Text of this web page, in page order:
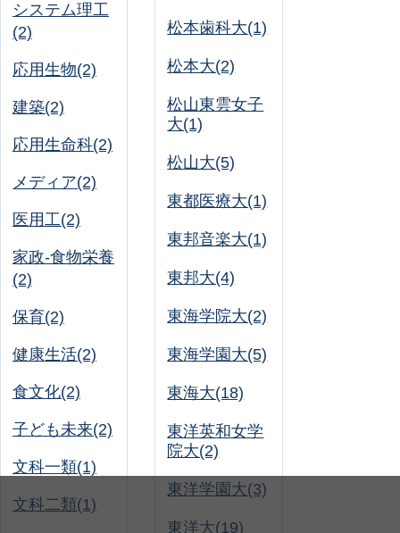
システム理工
(2)
応用生物(2)
建築(2)
応用生命科(2)
メディア(2)
医用工(2)
家政-食物栄養
(2)
保育(2)
健康生活(2)
食文化(2)
子ども未来(2)
文科一類(1)
文科二類(1)
松本歯科大(1)
松本大(2)
松山東雲女子
大(1)
松山大(5)
東都医療大(1)
東邦音楽大(1)
東邦大(4)
東海学院大(2)
東海学園大(5)
東海大(18)
東洋英和女学
院大(2)
東洋学園大(3)
東洋大(19)